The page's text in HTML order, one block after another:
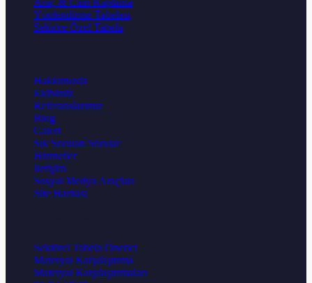
Yönlendirme Tabelası
Sektöre Özel Tabela
Hakkımızda
Ekibimiz
Referanslarımız
Blog
Galeri
Sık Sorulan Sorular
Hizmetler
İletişim
Sosyal Medya Araçları
Site Haritası
Sektörel Tabela Önerici
Materyal Karşılaştırma
Materyal Karşılaştırmaları